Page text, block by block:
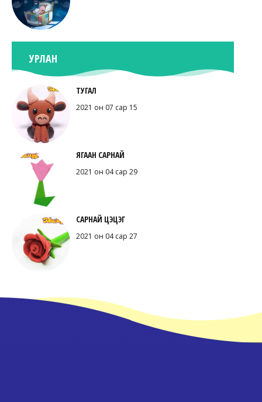
УРЛАН
ТУГАЛ
2021 он 07 сар 15
ЯГААН САРНАЙ
2021 он 04 сар 29
САРНАЙ ЦЭЦЭГ
2021 он 04 сар 27